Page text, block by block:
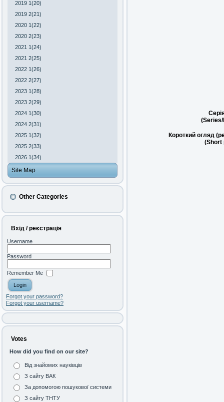
2019 1(20)
2019 2(21)
2020 1(22)
2020 2(23)
2021 1(24)
2021 2(25)
2022 1(26)
2022 2(27)
2023 1(28)
2023 2(29)
2024 1(30)
2024 2(31)
2025 1(32)
2025 2(33)
2026 1(34)
Site Map
Other Categories
Вхід / реєстрація
Username
Password
Remember Me
Forgot your password?
Forgot your username?
Votes
How did you find on our site?
Від знайомих науківців
З сайту ВАК
За допомогою пошукової системи
З сайту ТНТУ
Короткий огляд
(Short